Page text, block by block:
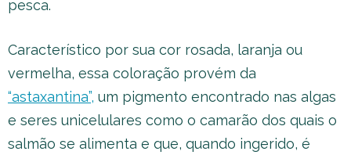
pesca.
Característico por sua cor rosada, laranja ou
vermelha, essa coloração provém da
“astaxantina”, um pigmento encontrado nas algas
e seres unicelulares como o camarão dos quais o
salmão se alimenta e que, quando ingerido, é